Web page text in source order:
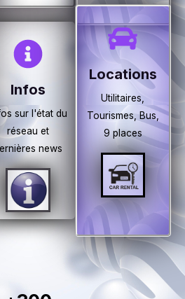
r
c
e
t
t
e
a
Infos
sur l'état du
réseau et
news
Locations
Utilitaires,
Tourismes, Bus,
9 places